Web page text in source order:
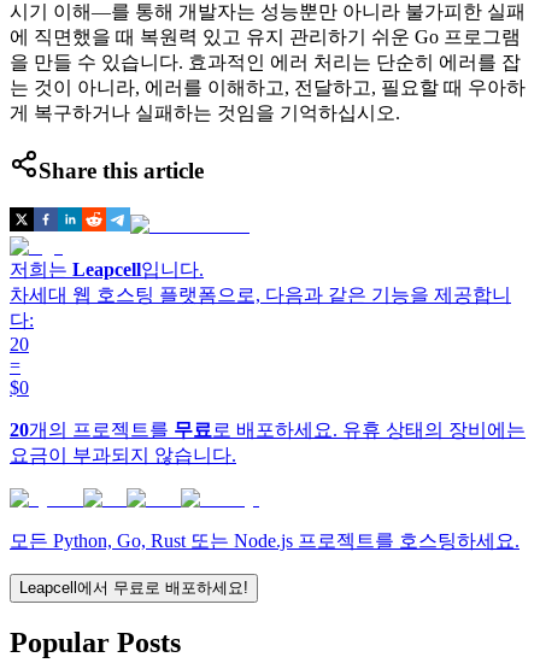
시기 이해—를 통해 개발자는 성능뿐만 아니라 불가피한 실패
에 직면했을 때 복원력 있고 유지 관리하기 쉬운 Go 프로그램
을 만들 수 있습니다. 효과적인 에러 처리는 단순히 에러를 잡
는 것이 아니라, 에러를 이해하고, 전달하고, 필요할 때 우아하
게 복구하거나 실패하는 것임을 기억하십시오.
Share this article
저희는 Leapcell입니다.
차세대 웹 호스팅 플랫폼으로, 다음과 같은 기능을 제공합니
다:
20
=
$0
20개의 프로젝트를 무료 로 배포하세요. 유휴 상태의 장비에는
요금이 부과되지 않습니다.
모든 Python, Go, Rust 또는 Node.js 프로젝트를 호스팅하세요.
Leapcell에서 무료로 배포하세요!
Popular Posts